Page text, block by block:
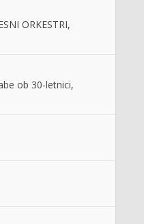
ORKESTRI,
ob 30-letnici,